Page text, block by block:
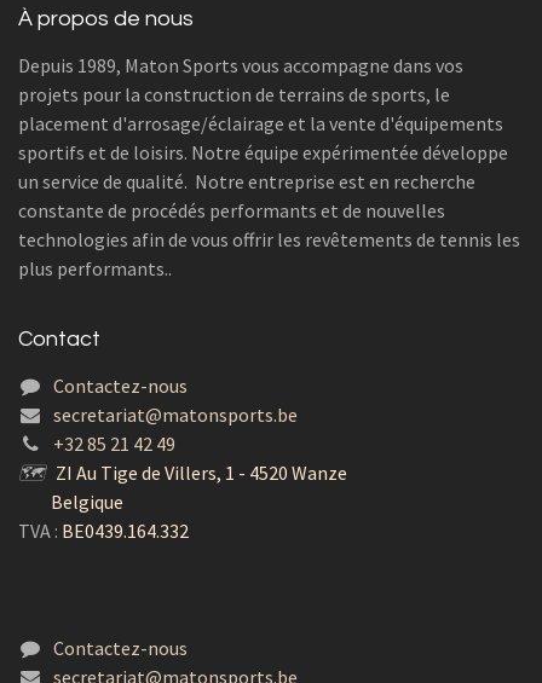
À propos de nous
Depuis 1989, Maton Sports vous accompagne dans vos
projets pour la construction de terrains de sports, le
placement d'arrosage/éclairage et la vente d'équipements
sportifs et de loisirs. Notre équipe expérimentée développe
un service de qualité. Notre entreprise est en recherche
constante de procédés performants et de nouvelles
technologies afin de vous offrir les revêtements de tennis les
plus performants..
Contact
Contactez-nous
secretariat@matonsports.be
+32 85 21 42 49
🗺 ZI Au Tige de Villers, 1 - 4520 Wanze
Belgique
TVA : BE0439.164.332
Contactez-nous
secretariat@matonsports.be